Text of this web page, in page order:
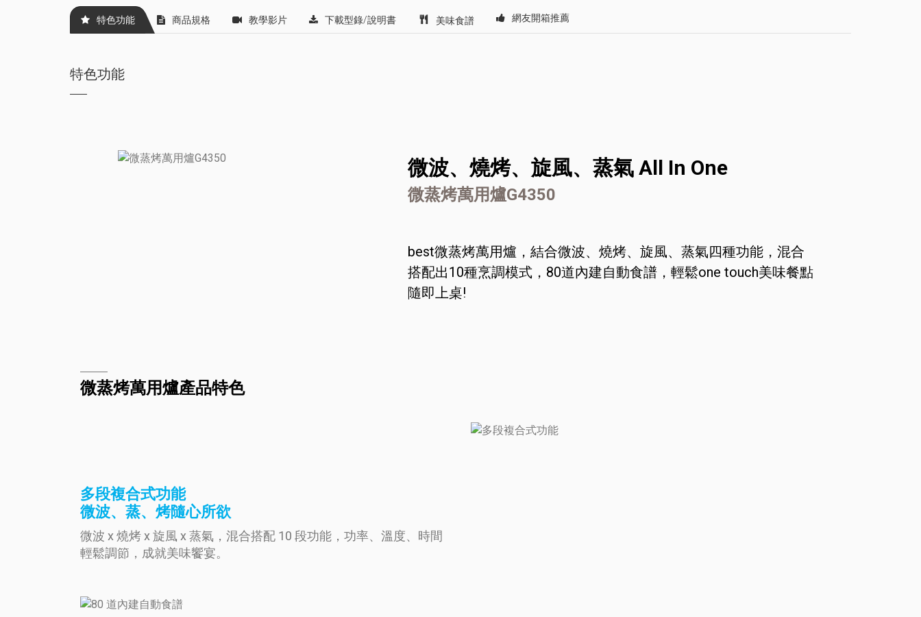
特色功能 商品規格 教學影片 下載型錄/說明書 美味食譜 網友開箱推薦
特色功能
微波、燒烤、旋風、蒸氣 All In One
微蒸烤萬用爐G4350
best微蒸烤萬用爐，結合微波、燒烤、旋風、蒸氣四種功能，混合
搭配出10種烹調模式，80道內建自動食譜，輕鬆one touch美味餐點
隨即上桌!
微蒸烤萬用爐產品特色
多段複合式功能
微波、蒸、烤隨心所欲
微波 x 燒烤 x 旋風 x 蒸氣，混合搭配 10 段功能，功率、溫度、時間
輕鬆調節，成就美味饗宴。